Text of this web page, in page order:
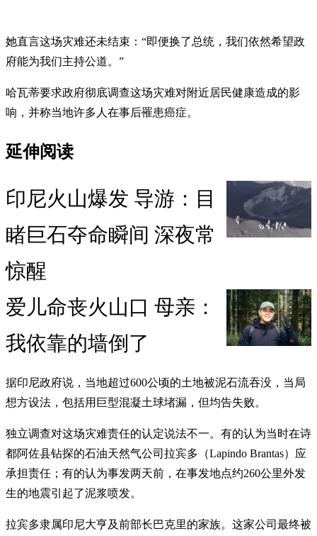
她直言这场灾难还未结束：“即便换了总统，我们依然希望政
府能为我们主持公道。”
哈瓦蒂要求政府彻底调查这场灾难对附近居民健康造成的影
响，并称当地许多人在事后罹患癌症。
延伸阅读
印尼火山爆发 导游：目
睹巨石夺命瞬间 深夜常
惊醒
爱儿命丧火山口 母亲：
我依靠的墙倒了
据印尼政府说，当地超过600公顷的土地被泥石流吞没，当局
想方设法，包括用巨型混凝土球堵漏，但均告失败。
独立调查对这场灾难责任的认定说法不一。有的认为当时在诗
都阿佐县钻探的石油天然气公司拉宾多（Lapindo Brantas）应
承担责任；有的认为事发两天前，在事发地点约260公里外发
生的地震引起了泥浆喷发。
拉宾多隶属印尼大亨及前部长巴克里的家族。这家公司最终被